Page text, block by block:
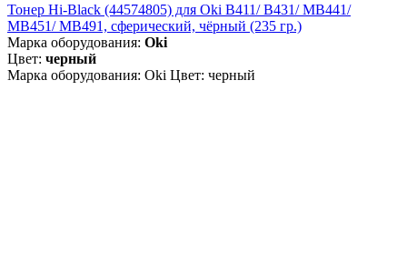
Тонер Hi-Black (44574805) для Oki B411/ B431/ MB441/
MB451/ MB491, сферический, чёрный (235 гр.)
Марка оборудования: Oki
Цвет: черный
Марка оборудования: Oki Цвет: черный